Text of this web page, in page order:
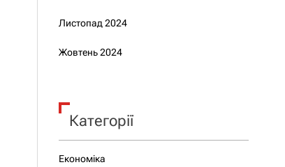
Листопад 2024
Жовтень 2024
Категорії
Економіка